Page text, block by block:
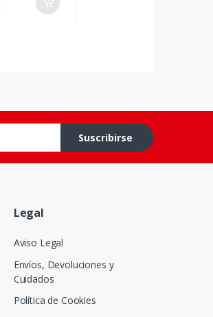
Suscribirse
Legal
Aviso Legal
Envíos, Devoluciones y
Cuidados
Política de Cookies